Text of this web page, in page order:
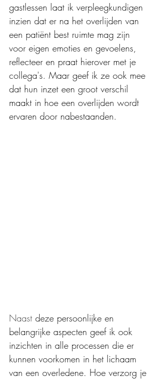
gastlessen laat ik verpleegkundigen
inzien dat er na het overlijden van
een patiënt best ruimte mag zijn
voor eigen emoties en gevoelens,
reflecteer en praat hierover met je
collega's. Maar geef ik ze ook mee
dat hun inzet een groot verschil
maakt in hoe een overlijden wordt
ervaren door nabestaanden.
Naast deze persoonlijke en
belangrijke aspecten geef ik ook
inzichten in alle processen die er
kunnen voorkomen in het lichaam
van een overledene. Hoe verzorg je